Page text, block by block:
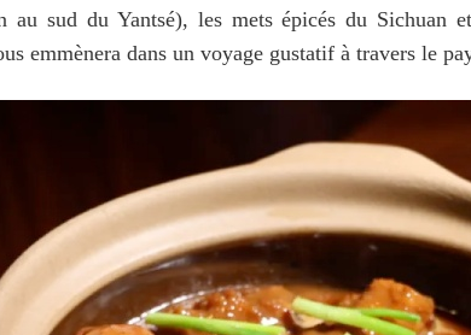
au sud du Yantsé), les mets épicés du Sichuan
emmènera dans un voyage gustatif à travers le